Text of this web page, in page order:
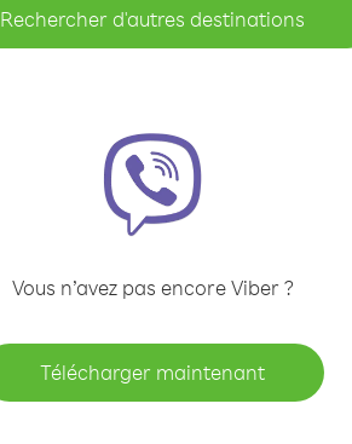
Rechercher d'autres destinations
Vous n’avez pas encore Viber ?
Télécharger maintenant